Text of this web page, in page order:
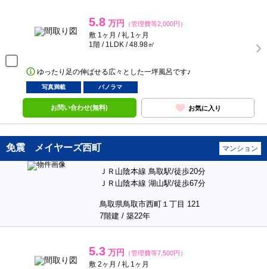
5.8 万円 （管理費等2,000円）
敷 1ヶ月 / 礼 1ヶ月
1階 / 1LDK / 48.98㎡
ゆったり足の伸ばせる広々とした一坪風呂です♪
写真満載 パノラマ
お問い合わせ(無料) お気に入り
免震 メイヤーズ西町 マンション
ＪＲ山陰本線 鳥取駅/徒歩20分
ＪＲ山陰本線 湖山駅/徒歩67分
鳥取県鳥取市西町１丁目 121
7階建 / 築22年
5.3 万円 （管理費等7,500円）
敷 2ヶ月 / 礼 1ヶ月